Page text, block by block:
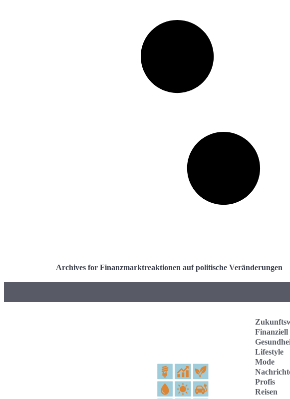
Archives for Finanzmarktreaktionen auf politische Veränderungen
Finanziell
Lifestyle
Mode
Profis
Reisen